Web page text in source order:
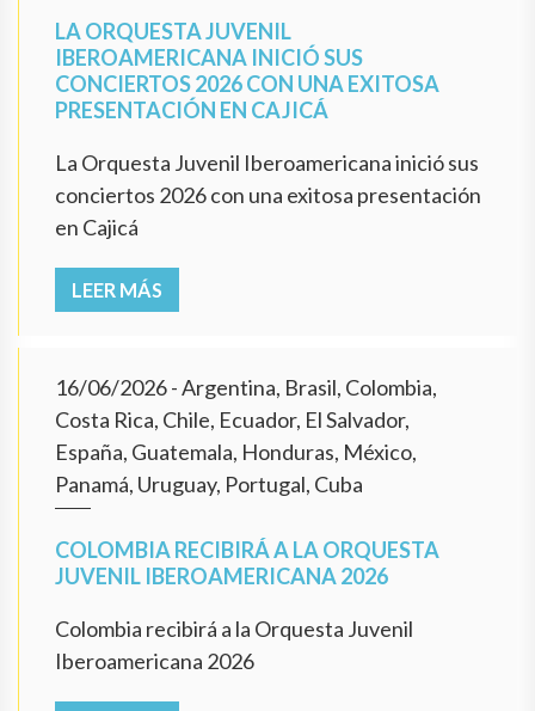
LA ORQUESTA JUVENIL
IBEROAMERICANA INICIÓ SUS
CONCIERTOS 2026 CON UNA EXITOSA
PRESENTACIÓN EN CAJICÁ
La Orquesta Juvenil Iberoamericana inició sus
conciertos 2026 con una exitosa presentación
en Cajicá
LEER MÁS
16/06/2026- Argentina, Brasil, Colombia,
Costa Rica, Chile, Ecuador, El Salvador,
España, Guatemala, Honduras, México,
Panamá, Uruguay, Portugal, Cuba
COLOMBIA RECIBIRÁ A LA ORQUESTA
JUVENIL IBEROAMERICANA 2026
Colombia recibirá a la Orquesta Juvenil
Iberoamericana 2026